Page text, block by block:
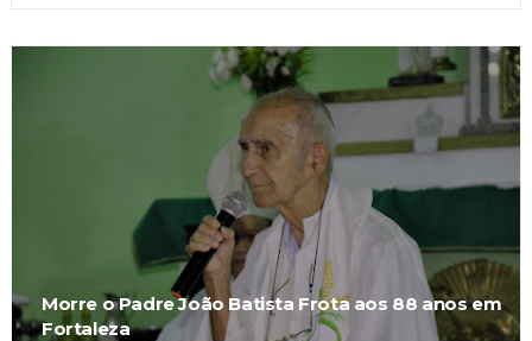
Morre o Padre João Batista Frota aos 88 anos em
Fortaleza